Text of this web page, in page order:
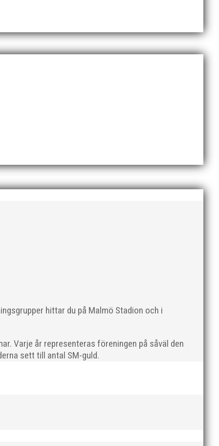
hittar du på Malmö Stadion och i
Varje år representeras föreningen på såväl den
sett till antal SM-guld.
inomhus, dessutom sexa på VM inomhus och
fick ta emot priset ”Årets pulshöjare”,
nyårsafton. Formen är enkel, ett eller två varv
största friidrottsföreningar? Malmö